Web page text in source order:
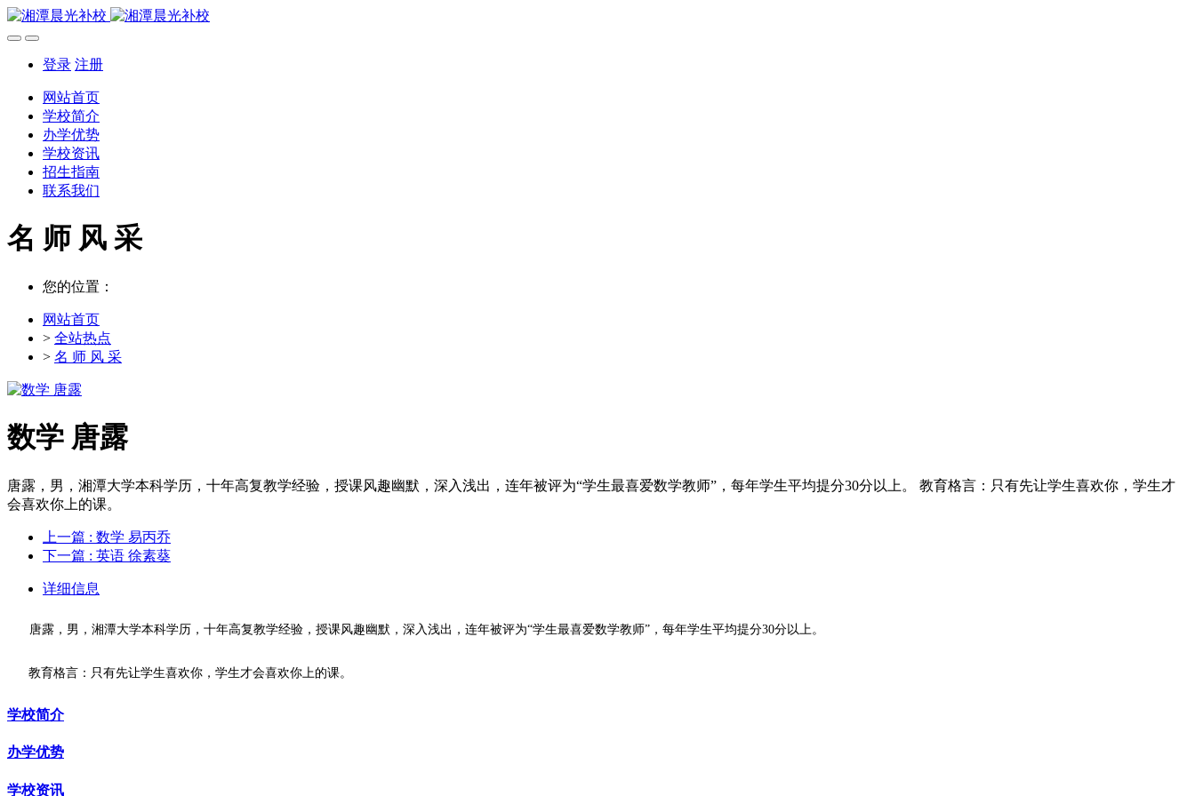
登录 注册
网站首页
学校简介
办学优势
学校资讯
招生指南
联系我们
名 师 风 采
您的位置：
网站首页
> 全站热点
> 名 师 风 采
数学 唐露
唐露，男，湘潭大学本科学历，十年高复教学经验，授课风趣幽默，深入浅出，连年被评为“学生最喜爱数学教师”，每年学生平均提分30分以上。 教育格言：只有先让学生喜欢你，学生才
会喜欢你上的课。
上一篇 : 数学 易丙乔
下一篇 : 英语 徐素葵
详细信息
唐露，男，湘潭大学本科学历，十年高复教学经验，授课风趣幽默，深入浅出，连年被评为“学生最喜爱数学教师”，每年学生平均提分30分以上。
教育格言：只有先让学生喜欢你，学生才会喜欢你上的课。
学校简介
办学优势
学校资讯